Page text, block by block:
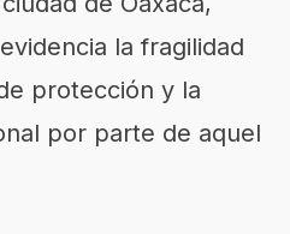
la fragilidad
protección y la
por parte de aquel